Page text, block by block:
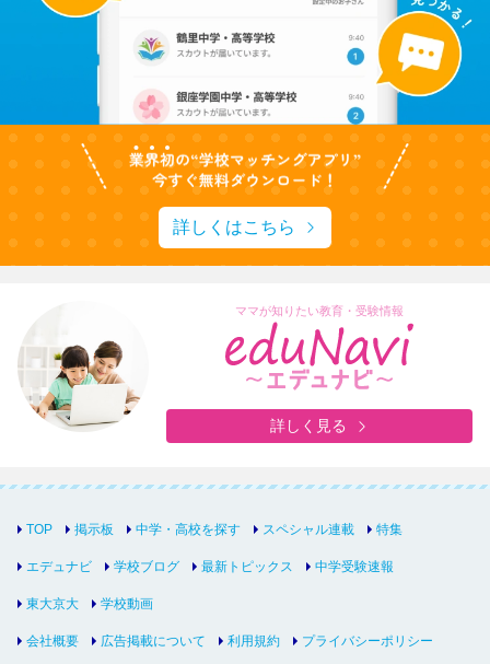
詳しくはこちら
ママが知りたい教育・受験情報
詳しく見る
TOP 掲示板 中学・高校を探す スペシャル連載 特集
エデュナビ 学校ブログ 最新トピックス 中学受験速報
東大京大 学校動画
会社概要 広告掲載について 利用規約 プライバシーポリシー